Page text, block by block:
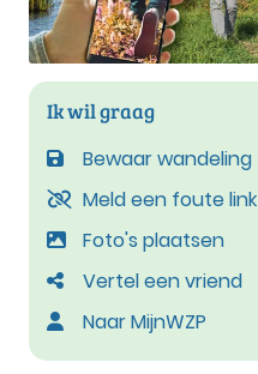
Ik wil graag
Bewaar wandeling
Meld een foute link
Foto's plaatsen
Vertel een vriend
Naar MijnWZP